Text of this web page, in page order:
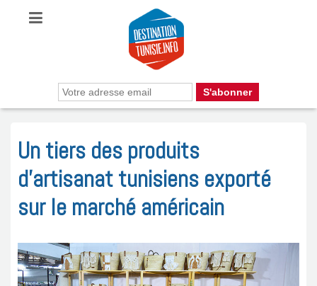
Un tiers des produits
d’artisanat tunisiens exporté
sur le marché américain